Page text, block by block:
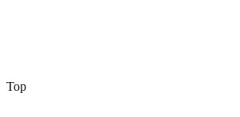
Top